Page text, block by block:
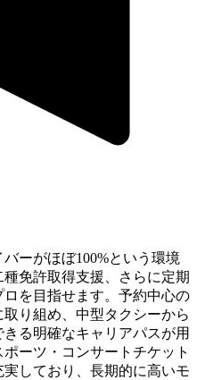
ーがほぼ100%という環境
免許取得支援、さらに定期
を目指せます。予約中心の
り組め、中型タクシーから
る明確なキャリアパスが用
ーツ・コンサートチケット
しており、長期的に高いモ